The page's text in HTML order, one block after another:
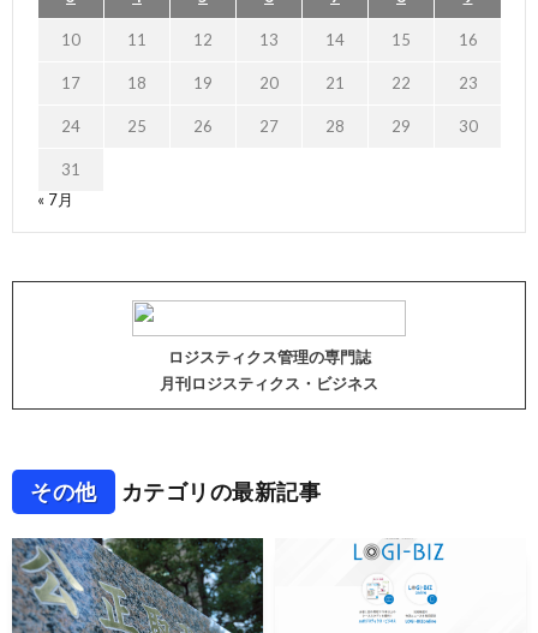
10 11 12 13 14 15 16
17 18 19 20 21 22 23
24 25 26 27 28 29 30
31
« 7月
ロジスティクス管理の専門誌
月刊ロジスティクス・ビジネス
その他 カテゴリの最新記事